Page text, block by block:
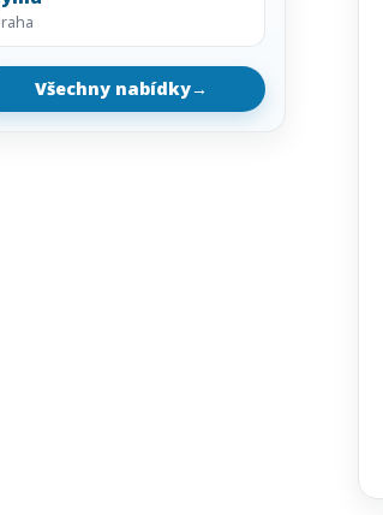
Všechny nabídky→